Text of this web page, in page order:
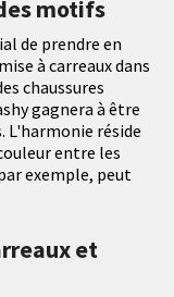
motifs
de prendre en
à carreaux dans
chaussures
gagnera à être
L'harmonie réside
entre les
exemple, peut
et